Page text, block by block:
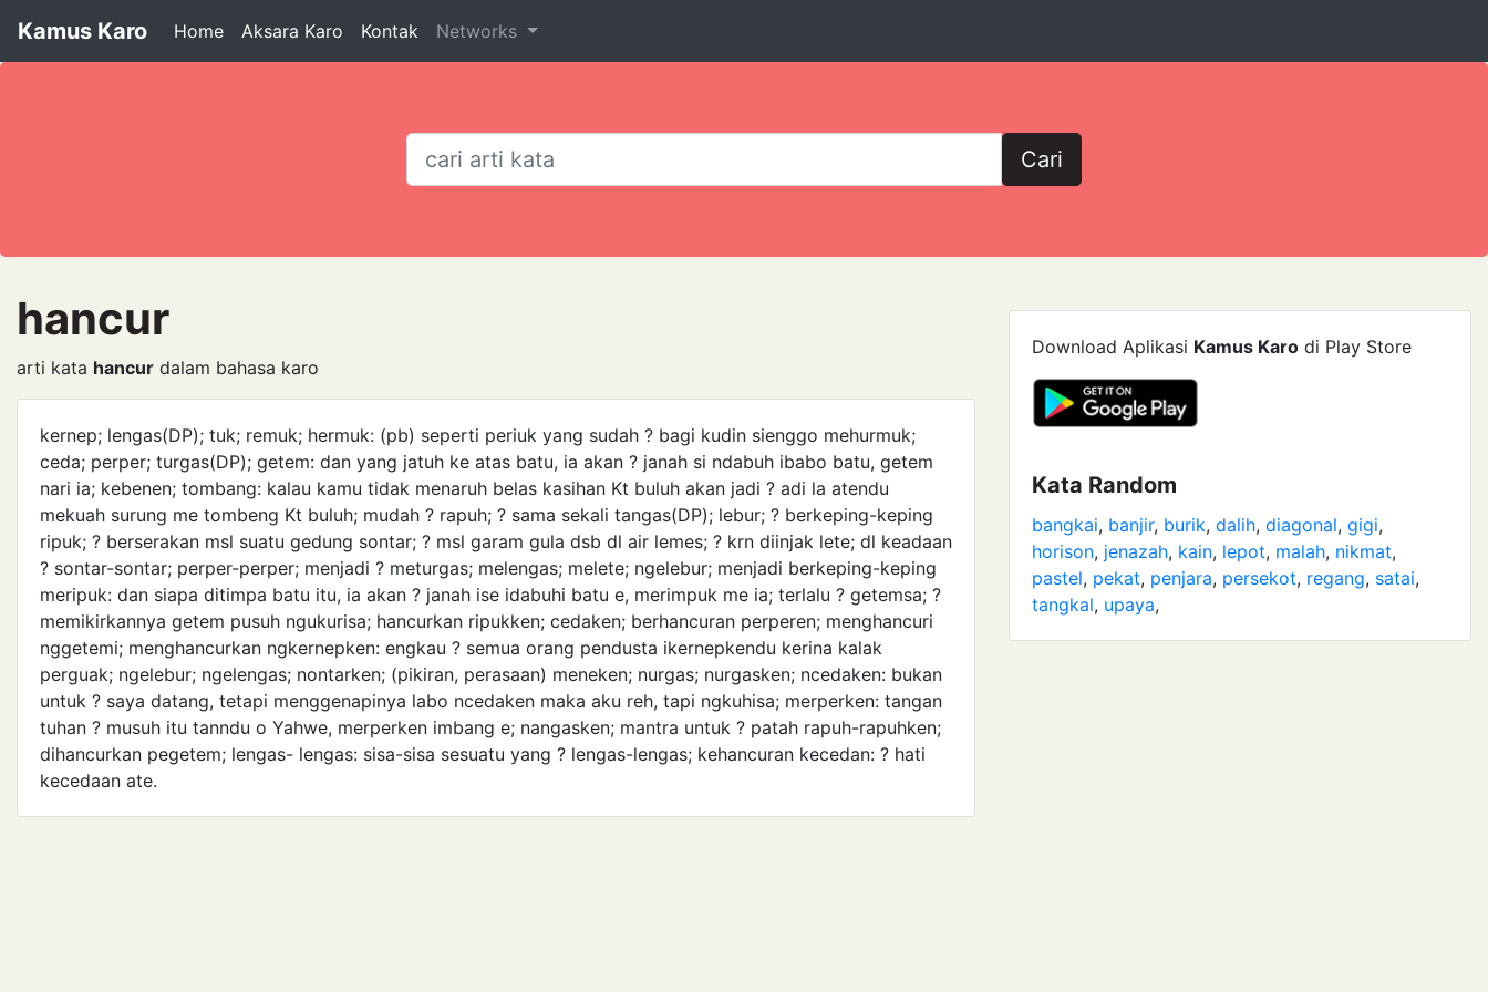
Kamus Karo Home Aksara Karo Kontak Networks
Cari
hancur
arti kata hancur dalam bahasa karo
kernep; lengas(DP); tuk; remuk; hermuk: (pb) seperti periuk yang sudah ? bagi kudin sienggo mehurmuk;
ceda; perper; turgas(DP); getem: dan yang jatuh ke atas batu, ia akan ? janah si ndabuh ibabo batu, getem
nari ia; kebenen; tombang: kalau kamu tidak menaruh belas kasihan Kt buluh akan jadi ? adi la atendu
mekuah surung me tombeng Kt buluh; mudah ? rapuh; ? sama sekali tangas(DP); lebur; ? berkeping-keping
ripuk; ? berserakan msl suatu gedung sontar; ? msl garam gula dsb dl air lemes; ? krn diinjak lete; dl keadaan
? sontar-sontar; perper-perper; menjadi ? meturgas; melengas; melete; ngelebur; menjadi berkeping-keping
meripuk: dan siapa ditimpa batu itu, ia akan ? janah ise idabuhi batu e, merimpuk me ia; terlalu ? getemsa; ?
memikirkannya getem pusuh ngukurisa; hancurkan ripukken; cedaken; berhancuran perperen; menghancuri
nggetemi; menghancurkan ngkernepken: engkau ? semua orang pendusta ikernepkendu kerina kalak
perguak; ngelebur; ngelengas; nontarken; (pikiran, perasaan) meneken; nurgas; nurgasken; ncedaken: bukan
untuk ? saya datang, tetapi menggenapinya labo ncedaken maka aku reh, tapi ngkuhisa; merperken: tangan
tuhan ? musuh itu tanndu o Yahwe, merperken imbang e; nangasken; mantra untuk ? patah rapuh-rapuhken;
dihancurkan pegetem; lengas- lengas: sisa-sisa sesuatu yang ? lengas-lengas; kehancuran kecedan: ? hati
kecedaan ate.
Download Aplikasi Kamus Karo di Play Store
Kata Random
bangkai, banjir, burik, dalih, diagonal, gigi,
horison, jenazah, kain, lepot, malah, nikmat,
pastel, pekat, penjara, persekot, regang, satai,
tangkal, upaya,